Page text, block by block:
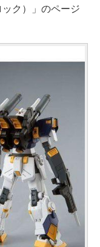
ク）」のページ